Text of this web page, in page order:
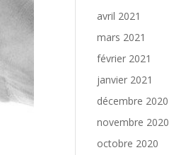
avril 2021
mars 2021
février 2021
janvier 2021
décembre 2020
novembre 2020
octobre 2020